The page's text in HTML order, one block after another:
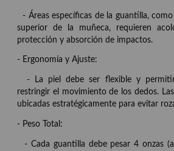
- Áreas específicas de la guantilla,
superior de la muñeca, requieren
protección y absorción de impactos.
- Ergonomía y Ajuste:
- La piel debe ser flexible y
restringir el movimiento de los dedos.
ubicadas estratégicamente para evitar
- Peso Total:
- Cada guantilla debe pesar 4 onzas